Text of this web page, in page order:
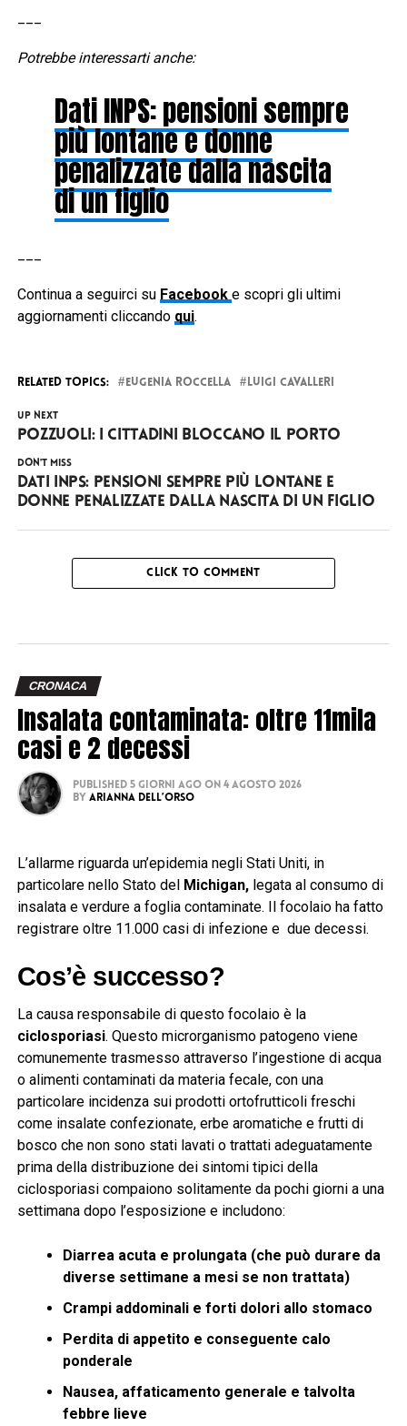
Potrebbe interessarti anche:
Dati INPS: pensioni sempre
più lontane e donne
penalizzate dalla nascita
di un figlio
Continua a seguirci su Facebook e scopri gli ultimi
aggiornamenti cliccando qui.
RELATED TOPICS: EUGENIA ROCCELLA LUIGI CAVALLERI
UP NEXT
Pozzuoli: i cittadini bloccano il porto
DON'T MISS
Dati INPS: pensioni sempre più lontane e
donne penalizzate dalla nascita di un figlio
CLICK TO COMMENT
CRONACA
Insalata contaminata: oltre 11mila
casi e 2 decessi
Published 5 giorni ago on 4 Agosto 2026
By Arianna Dell’Orso
L’allarme riguarda un’epidemia negli Stati Uniti, in
particolare nello Stato del Michigan,legata al consumo di
insalata e verdure a foglia contaminate. Il focolaio ha fatto
registrare oltre 11.000 casi di infezione e due decessi.
Cos’è successo?
La causa responsabile di questo focolaio è la
ciclosporiasi. Questo microrganismo patogeno viene
comunemente trasmesso attraverso l’ingestione di acqua
o alimenti contaminati da materia fecale, con una
particolare incidenza sui prodotti ortofrutticoli freschi
come insalate confezionate, erbe aromatiche e frutti di
bosco che non sono stati lavati o trattati adeguatamente
prima della distribuzione dei sintomi tipici della
ciclosporiasi compaiono solitamente da pochi giorni a una
settimana dopo l’esposizione e includono:
Diarrea acuta e prolungata (che può durare da
diverse settimane a mesi se non trattata)
Crampi addominali e forti dolori allo stomaco
Perdita di appetito e conseguente calo
ponderale
Nausea, affaticamento generale e talvolta
febbre lieve